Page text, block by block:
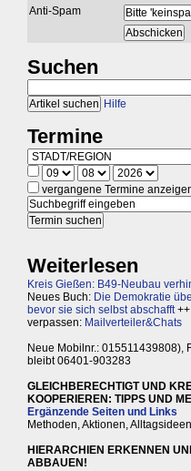
Anti-Spam
Suchen
Hilfe
Termine
vergangene Termine
Weiterlesen
Kreis Gießen: B49-Neubau
Neues Buch: Die Demokratie
bevor sie sich selbst abschafft++
verpassen: Mailverteiler&Chats
Neue Mobilnr.: 015511439808),
bleibt 06401-903283
GLEICHBERECHTIGT UND
KOOPERIEREN: TIPPS UND
Ergänzende Seiten und Links
Methoden, Aktionen, Alltagsideen
HIERARCHIEN ERKENNEN
ABBAUEN!